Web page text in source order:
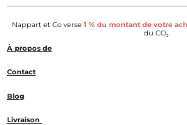
Nappart et Co verse 1 % du montant de votre
du CO₂.
À propos de
Contact
Blog
Livraison